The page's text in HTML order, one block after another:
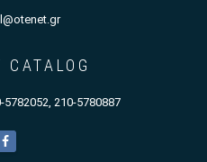
CATALOG
5782052, 210-5780887